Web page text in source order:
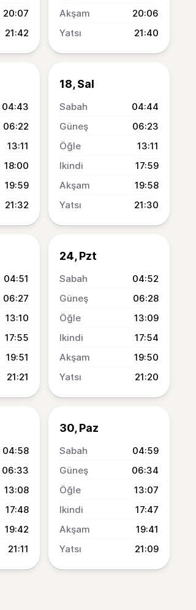
20:07
21:42
20:06
21:40
04:43
06:22
13:11
18:00
19:59
21:32
18, Sal
04:44
06:23
13:11
17:59
19:58
21:30
04:51
06:27
13:10
17:55
19:51
21:21
24, Pzt
04:52
06:28
13:09
17:54
19:50
21:20
04:58
06:33
13:08
17:48
19:42
21:11
30, Paz
04:59
06:34
13:07
17:47
19:41
21:09